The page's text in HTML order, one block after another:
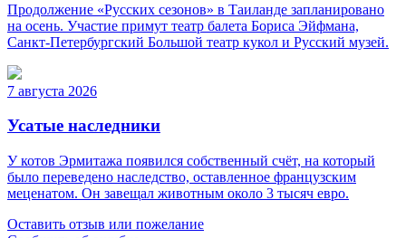
Продолжение «Русских сезонов» в Таиланде запланировано
на осень. Участие примут театр балета Бориса Эйфмана,
Санкт-Петербургский Большой театр кукол и Русский музей.
7 августа 2026
Усатые наследники
У котов Эрмитажа появился собственный счёт, на который
было переведено наследство, оставленное французским
меценатом. Он завещал животным около 3 тысяч евро.
Оставить отзыв или пожелание